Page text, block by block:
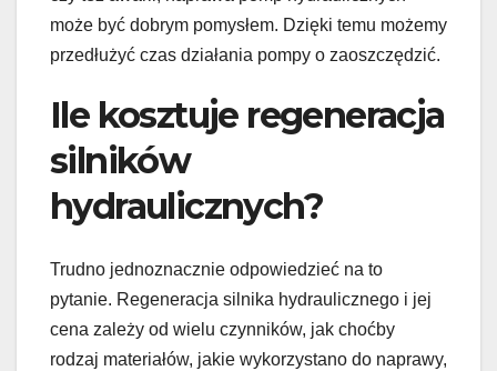
może być dobrym pomysłem. Dzięki temu możemy
przedłużyć czas działania pompy o zaoszczędzić.
Ile kosztuje regeneracja
silników
hydraulicznych?
Trudno jednoznacznie odpowiedzieć na to
pytanie. Regeneracja silnika hydraulicznego i jej
cena zależy od wielu czynników, jak choćby
rodzaj materiałów, jakie wykorzystano do naprawy,